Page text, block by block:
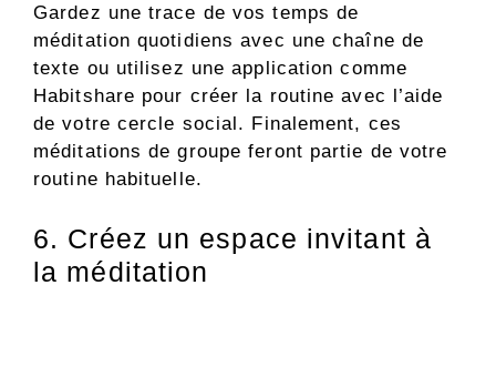
Gardez une trace de vos temps de
méditation quotidiens avec une chaîne de
texte ou utilisez une application comme
Habitshare pour créer la routine avec l’aide
de votre cercle social. Finalement, ces
méditations de groupe feront partie de votre
routine habituelle.
6. Créez un espace invitant à
la méditation